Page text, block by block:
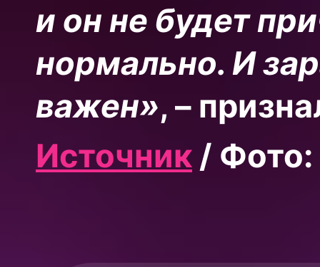
и он не будет
нормально. И
важен», –
Источник /